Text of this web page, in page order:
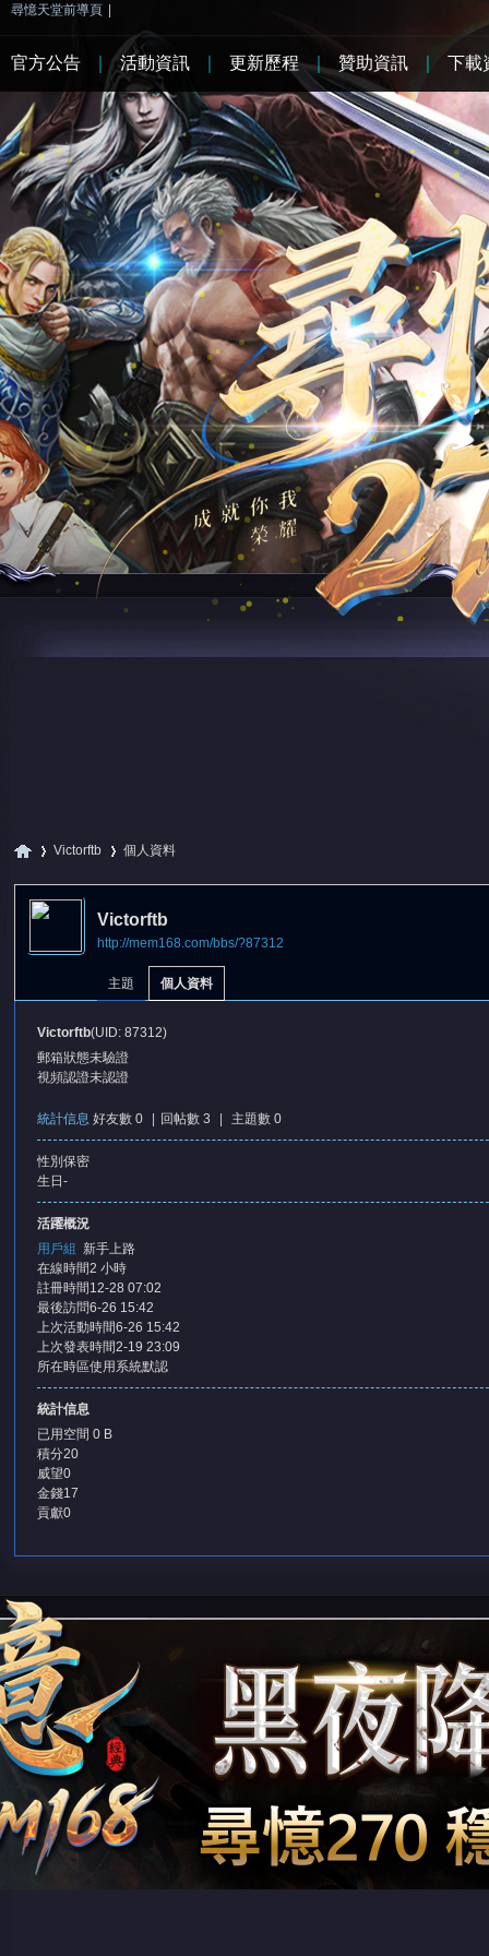
尋憶天堂前導頁
堂
Victorftb
›
個人資料
Victorftb
http://mem168.com/bbs/?87312
主題 個人資料
Victorftb(UID: 87312)
郵箱狀態未驗證
視頻認證未認證
統計信息 好友數 0 回帖數 3 主題數 0
性別 保密
生日 -
活躍概況
用戶組
新手上路
在線時間2 小時
註冊時間 12-28 07:02
最後訪問6-26 15:42
上次活動時間6-26 15:42
上次發表時間2-19 23:09
所在時區使用系統默認
統計信息
已用空間 0 B
積分20
威望0
金錢17
貢獻0